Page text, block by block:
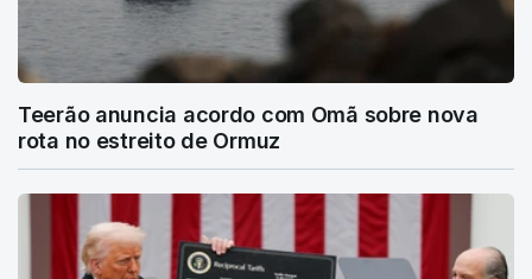
Teerão anuncia acordo com Omã sobre nova
rota no estreito de Ormuz